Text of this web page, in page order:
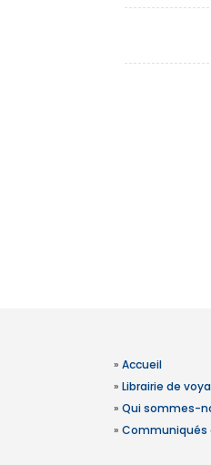
» Accueil
» Librairie de
» Qui sommes-
» Communiqués